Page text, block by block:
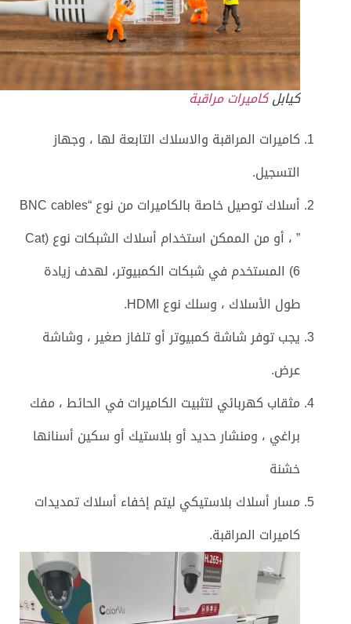
كيابلكاميرات مراقبة
كاميرات المراقبة والاسلاك التابعة لها ، وجهاز
التسجيل.
أسلاك توصيل خاصة بالكاميرات من نوع “BNC cables
” ، أو من الممكن استخدام أسلاك الشبكات نوع (Cat
6) المستخدم في شبكات الكمبيوتر، لهدف زيادة
طول الأسلاك ، وسلك نوع HDMI.
يجب توفر شاشة كمبيوتر أو تلفاز صغير ، وشاشة
عرض.
مثقاب كهربائي لتثبيت الكاميرات في الحائط ، مفك
براغي ، ومنشار حديد أو بلاستيك أو سكين أسنانها
خشنة
مسار أسلاك بلاستيكي ليتم إخفاء أسلاك تمديدات
كاميرات المراقبة.